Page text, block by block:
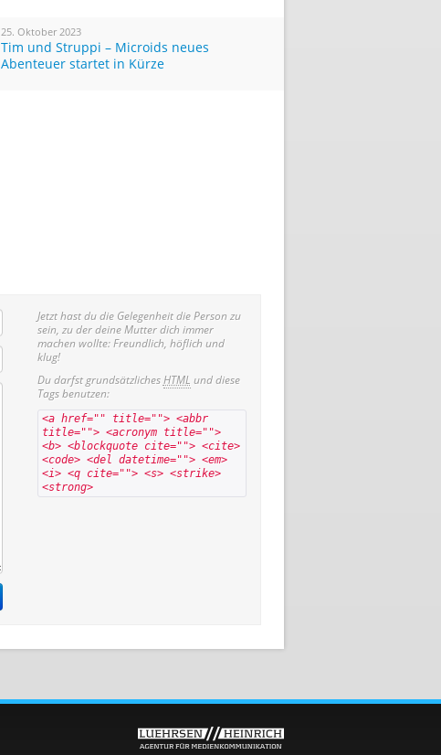
25. Oktober 2023
Tim und Struppi – Microids neues
Abenteuer startet in Kürze
Jetzt hast du die Gelegenheit die Person zu
sein, zu der deine Mutter dich immer
machen wollte: Freundlich, höflich und
klug!
Du darfst grundsätzlichesHTML und diese
Tags benutzen:
<a href="" title=""> <abbr
title=""> <acronym title="">
<b> <blockquote cite=""> <cite>
<code> <del datetime=""> <em>
<i> <q cite=""> <s> <strike>
<strong>